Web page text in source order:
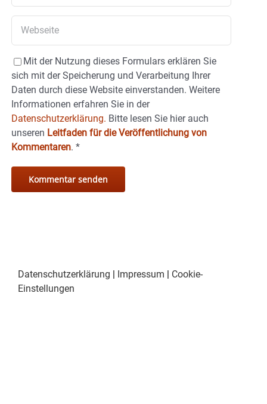
Mit der Nutzung dieses Formulars erklären Sie
sich mit der Speicherung und Verarbeitung Ihrer
Daten durch diese Website einverstanden. Weitere
Informationen erfahren Sie in der
Datenschutzerklärung. Bitte lesen Sie hier auch
unseren Leitfaden für die Veröffentlichung von
Kommentaren. *
Datenschutzerklärung | Impressum | Cookie-
Einstellungen